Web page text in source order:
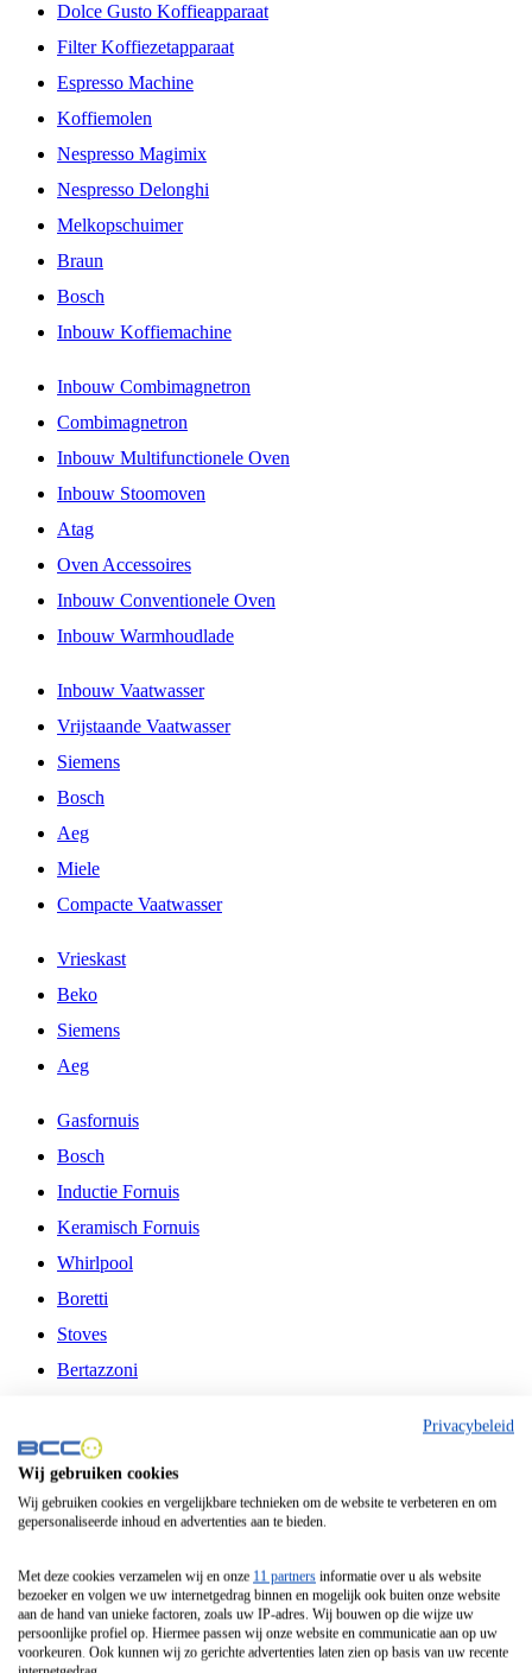
Dolce Gusto Koffieapparaat
Filter Koffiezetapparaat
Espresso Machine
Koffiemolen
Nespresso Magimix
Nespresso Delonghi
Melkopschuimer
Braun
Bosch
Inbouw Koffiemachine
Inbouw Combimagnetron
Combimagnetron
Inbouw Multifunctionele Oven
Inbouw Stoomoven
Atag
Oven Accessoires
Inbouw Conventionele Oven
Inbouw Warmhoudlade
Inbouw Vaatwasser
Vrijstaande Vaatwasser
Siemens
Bosch
Aeg
Miele
Compacte Vaatwasser
Vrieskast
Beko
Siemens
Aeg
Gasfornuis
Bosch
Inductie Fornuis
Keramisch Fornuis
Whirlpool
Boretti
Stoves
Bertazzoni
Fitelli
Airfryer
Frituurpan
Contactgrill
Broodbakmachine
Broodrooster
Privacybeleid
Wij gebruiken cookies
Wij gebruiken cookies en vergelijkbare technieken om de website te verbeteren en om
gepersonaliseerde inhoud en advertenties aan te bieden.
Met deze cookies verzamelen wij en onze 11 partners informatie over u als website
bezoeker en volgen we uw internetgedrag binnen en mogelijk ook buiten onze website
aan de hand van unieke factoren, zoals uw IP-adres. Wij bouwen op die wijze uw
persoonlijke profiel op. Hiermee passen wij onze website en communicatie aan op uw
voorkeuren. Ook kunnen wij zo gerichte advertenties laten zien op basis van uw recente